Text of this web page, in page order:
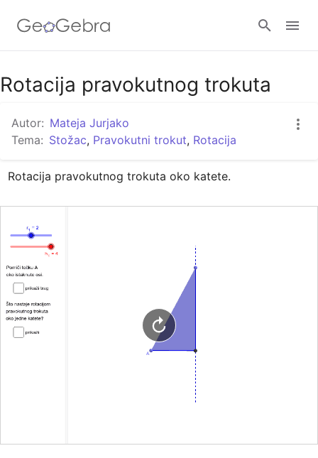
Google Classroom
GeoGebra Razred
Prijavi se
Rotacija pravokutnog trokuta
Autor: Mateja Jurjako
Tema: Stožac, Pravokutni trokut, Rotacija
Rotacija pravokutnog trokuta oko katete.